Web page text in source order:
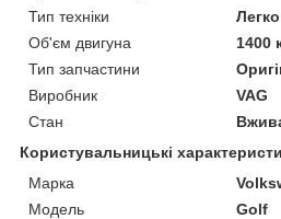
Тип техніки
Об'єм двигуна
1400
Тип запчастини
Виробник
VAG
Стан
Користувальницькі
Марка
Модель
Golf